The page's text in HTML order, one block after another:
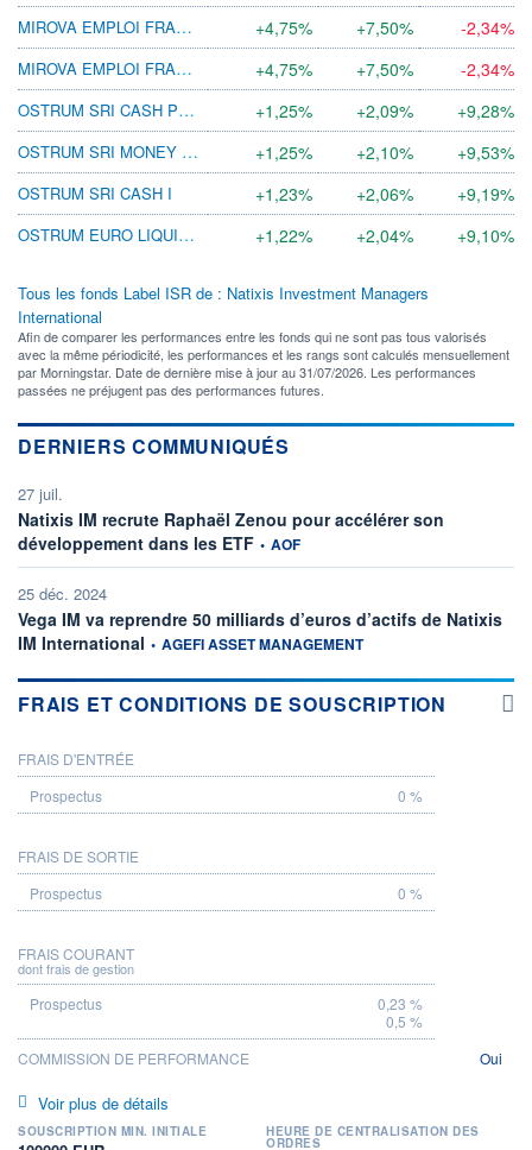
MIROVA EMPLOI FRANCE (D)
+4,75% +7,50%
-2,34%
MIROVA EMPLOI FRANCE (C)
+4,75% +7,50%
-2,34%
OSTRUM SRI CASH PLUS I (C) EUR
+1,25% +2,09%
+9,28%
OSTRUM SRI MONEY HORIZON I
+1,25% +2,10% +9,53%
OSTRUM SRI CASH I +1,23% +2,06%
+9,19%
OSTRUM EURO LIQUIDITY LVNAV I (D)
+1,22% +2,04% +9,10%
Tous les fonds Label ISR de : Natixis Investment Managers
International
Afin de comparer les performances entre les fonds qui ne sont pas tous valorisés
avec la même périodicité, les performances et les rangs sont calculés mensuellement
par Morningstar. Date de dernière mise à jour au 31/07/2026. Les performances
passées ne préjugent pas des performances futures.
DERNIERS COMMUNIQUÉS
27 juil.
Natixis IM recrute Raphaël Zenou pour accélérer son
développement dans les ETFinformation fournie par
• AOF
25 déc. 2024
Vega IM va reprendre 50 milliards d’euros d’actifs de Natixis
IM International information fournie par
• AGEFI ASSET MANAGEMENT
FRAIS ET CONDITIONS DE SOUSCRIPTION
PROSPECTUS
FRAIS D'ENTRÉE
0 %
FRAIS DE SORTIE
0 %
FRAIS COURANT
dont frais de gestion
0,23 %
0,5 %
COMMISSION DE PERFORMANCE
Oui
Voir plus de détails
SOUSCRIPTION MIN. INITIALE HEURE DE CENTRALISATION DES
ORDRES